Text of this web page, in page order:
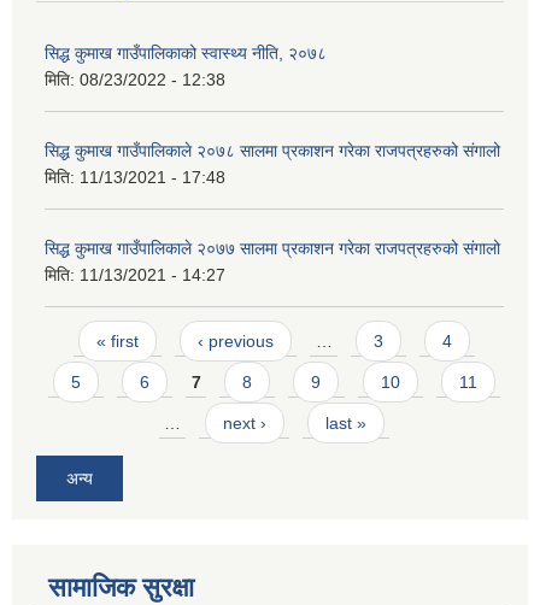
सिद्ध कुमाख गाउँपालिकाको स्वास्थ्य नीति, २०७८
मिति: 08/23/2022 - 12:38
सिद्ध कुमाख गाउँपालिकाले २०७८ सालमा प्रकाशन गरेका राजपत्रहरुको संगालो
मिति: 11/13/2021 - 17:48
सिद्ध कुमाख गाउँपालिकाले २०७७ सालमा प्रकाशन गरेका राजपत्रहरुको संगालो
मिति: 11/13/2021 - 14:27
Pages
« first ‹ previous 3 4
5 6 7 8 9 10 11
next › last »
अन्य
सामाजिक सुरक्षा